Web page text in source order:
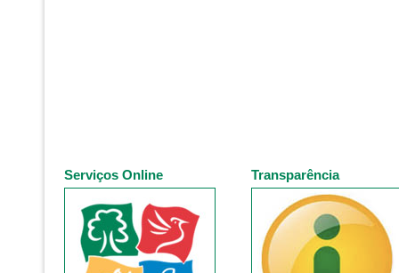
Serviços Online Transparência